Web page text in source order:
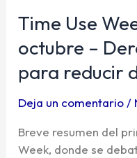
Time Use
octubre –
para reducir
Deja un comentario /
Breve resumen del
Week, donde se
Week
24
de
–
al